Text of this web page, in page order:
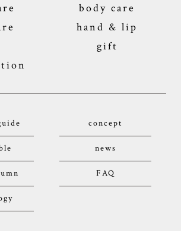
body care
hand & lip
gift
concept
news
FAQ